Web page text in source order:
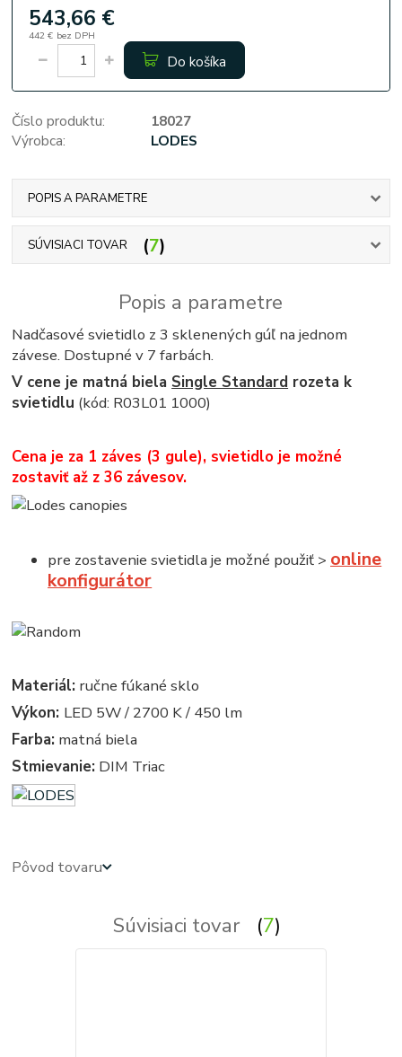
543,66 €
442 € bez DPH
Do košíka
Číslo produktu:
18027
Výrobca:
LODES
POPIS A PARAMETRE
SÚVISIACI TOVAR 7
Popis a parametre
Nadčasové svietidlo z 3 sklenených gúľ na jednom
závese. Dostupné v 7 farbách.
V cene je matná biela Single Standard rozeta k
svietidlu (kód: R03L01 1000)
Cena je za 1 záves (3 gule), svietidlo je možné
zostaviť až z 36 závesov.
pre zostavenie svietidla je možné použiť > online
konfigurátor
Materiál: ručne fúkané sklo
Výkon: LED 5W / 2700 K / 450 lm
Farba: matná biela
Stmievanie: DIM Triac
Pôvod tovaru
Súvisiaci tovar 7